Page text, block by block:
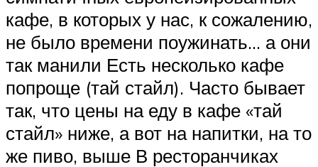
кафе, в которых у нас, к сожалению,
не было времени поужинать… а они
так манили Есть несколько кафе
попроще (тай стайл). Часто бывает
так, что цены на еду в кафе «тай
стайл» ниже, а вот на напитки, на то
же пиво, выше В ресторанчиках